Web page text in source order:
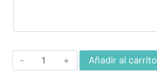
Maletín
/
Añadir al carrito